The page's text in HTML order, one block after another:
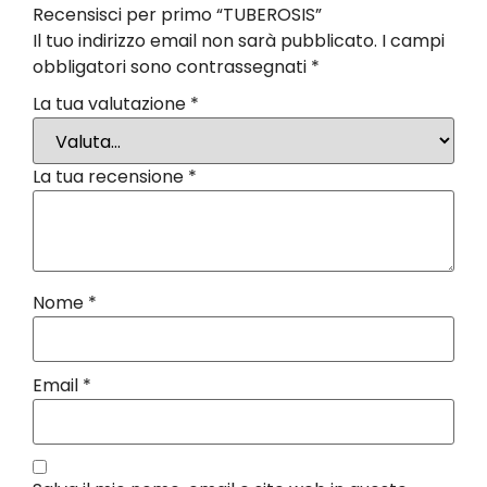
Recensisci per primo “TUBEROSIS”
Il tuo indirizzo email non sarà pubblicato. I campi
obbligatori sono contrassegnati *
La tua valutazione *
La tua recensione *
Nome *
Email *